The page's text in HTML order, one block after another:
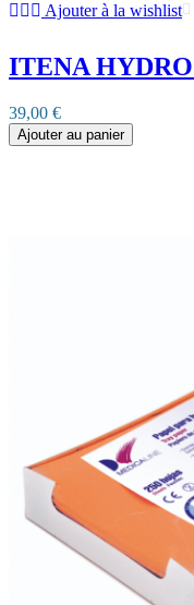
Ajouter à la wishlist
ITENA
39,00 €
Ajouter au panier